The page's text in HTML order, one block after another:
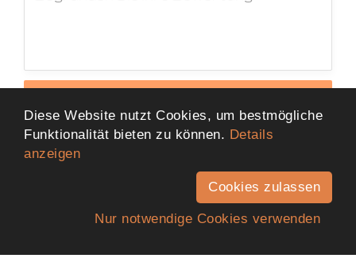
Diese Website nutzt Cookies, um bestmögliche
Funktionalität bieten zu können. Details
anzeigen
Cookies zulassen
Nur notwendige Cookies verwenden